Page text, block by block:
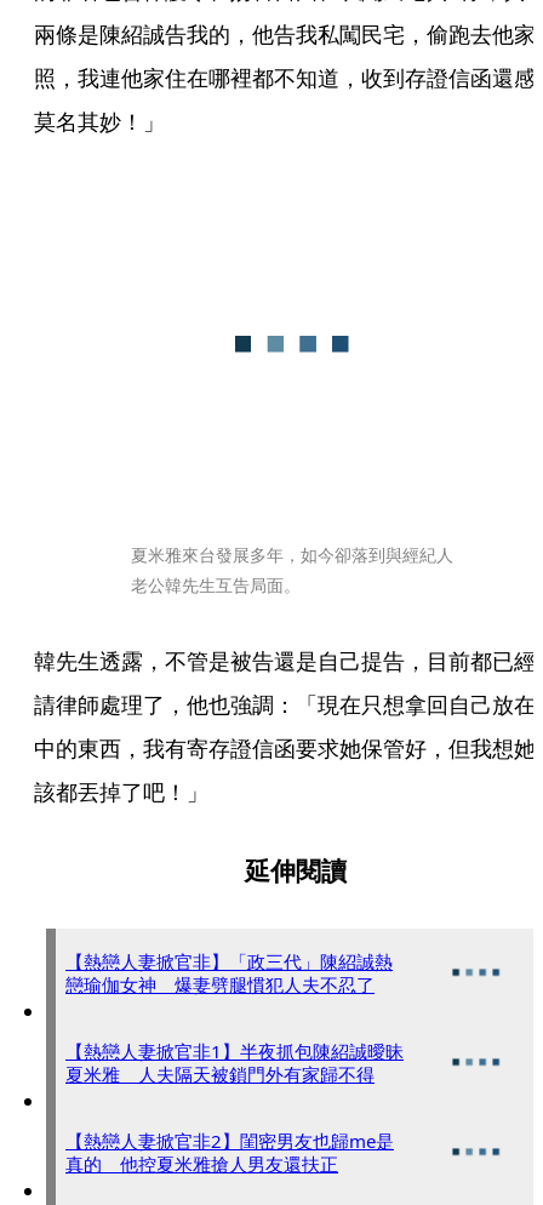
兩條是陳紹誠告我的，他告我私闖民宅，偷跑去他家
照，我連他家住在哪裡都不知道，收到存證信函還感
莫名其妙！」
夏米雅來台發展多年，如今卻落到與經紀人
老公韓先生互告局面。
韓先生透露，不管是被告還是自己提告，目前都已經
請律師處理了，他也強調：「現在只想拿回自己放在
中的東西，我有寄存證信函要求她保管好，但我想她
該都丟掉了吧！」
延伸閱讀
【熱戀人妻掀官非】「政三代」陳紹誠熱
戀瑜伽女神 爆妻劈腿慣犯人夫不忍了
【熱戀人妻掀官非1】半夜抓包陳紹誠曖昧
夏米雅 人夫隔天被鎖門外有家歸不得
【熱戀人妻掀官非2】閨密男友也歸me是
真的 他控夏米雅搶人男友還扶正